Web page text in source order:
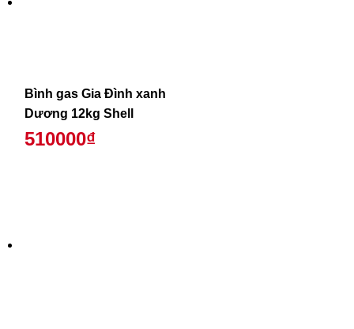
Bình gas Gia Đình xanh
Dương 12kg Shell
510000₫